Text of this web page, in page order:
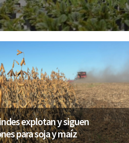
explotan y siguen
para soja y maíz